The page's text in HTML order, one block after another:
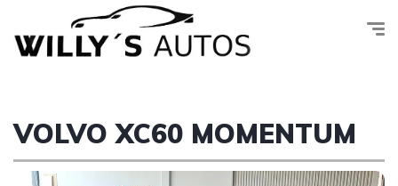
VOLVO XC60 MOMENTUM